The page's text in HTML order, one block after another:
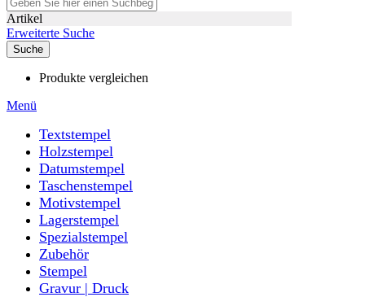
Artikel
Erweiterte Suche
Suche
Produkte vergleichen
Menü
Textstempel
Holzstempel
Datumstempel
Taschenstempel
Motivstempel
Lagerstempel
Spezialstempel
Zubehör
Stempel
Gravur | Druck